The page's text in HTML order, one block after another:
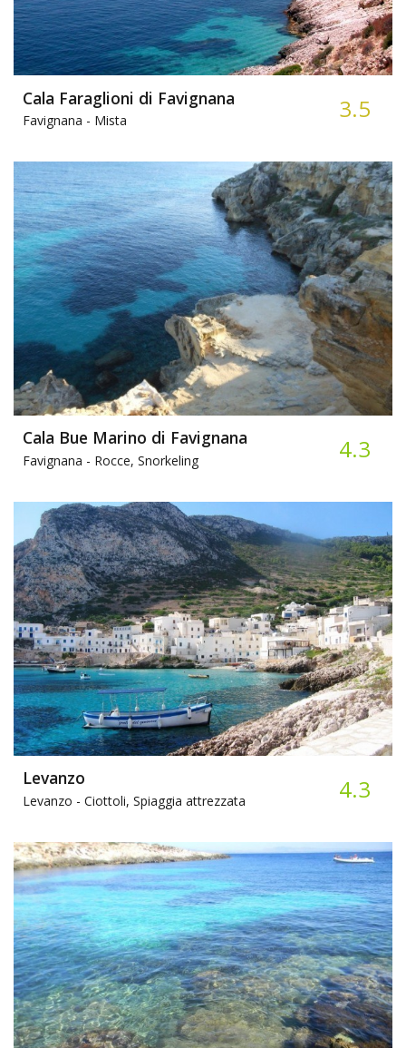
Cala Faraglioni di Favignana
Favignana - Mista 3.5
Cala Bue Marino di Favignana
Favignana - Rocce, Snorkeling 4.3
Levanzo
Levanzo - Ciottoli, Spiaggia attrezzata 4.3